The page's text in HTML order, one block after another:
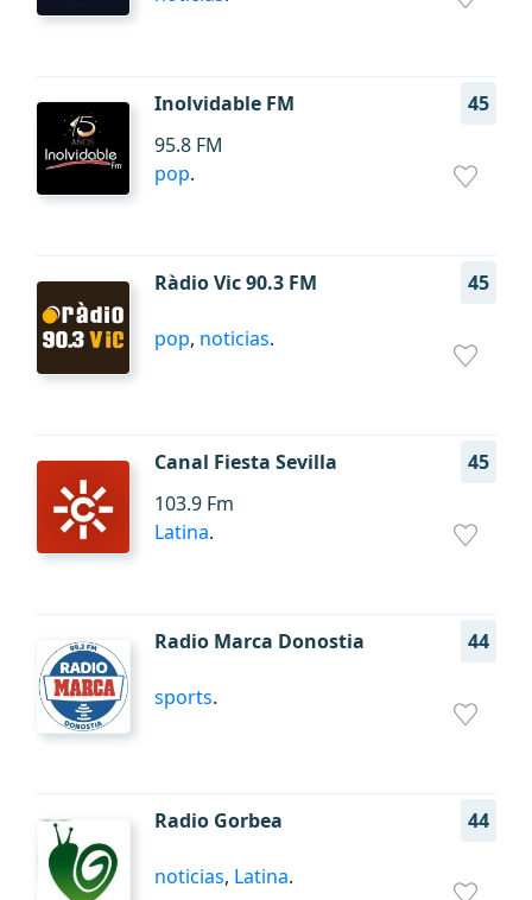
Inolvidable FM
45
95.8 FM
pop.
Ràdio Vic 90.3 FM 45
pop, noticias.
Canal Fiesta Sevilla
45
103.9 Fm
Latina.
Radio Marca Donostia 44
sports.
Radio Gorbea 44
noticias, Latina.